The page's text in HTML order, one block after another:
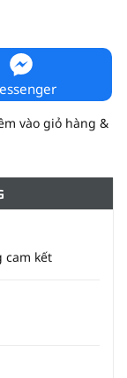
C số lượng
vào giỏ hàng &
cam kết